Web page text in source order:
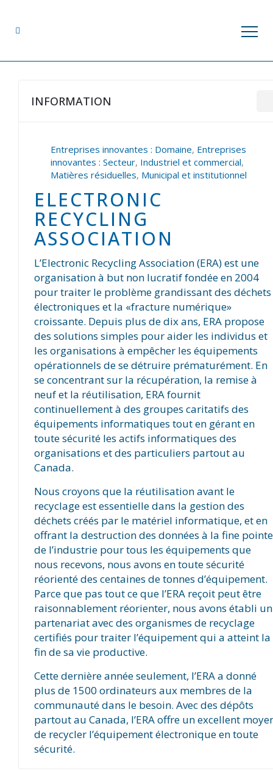
INFORMATION
Entreprises innovantes : Domaine, Entreprises
innovantes : Secteur, Industriel et commercial,
Matières résiduelles, Municipal et institutionnel
ELECTRONIC
RECYCLING
ASSOCIATION
L’Electronic Recycling Association (ERA) est une
organisation à but non lucratif fondée en 2004
pour traiter le problème grandissant des déchets
électroniques et la «fracture numérique»
croissante. Depuis plus de dix ans, ERA propose
des solutions simples pour aider les individus et
les organisations à empêcher les équipements
opérationnels de se détruire prématurément. En
se concentrant sur la récupération, la remise à
neuf et la réutilisation, ERA fournit
continuellement à des groupes caritatifs des
équipements informatiques tout en gérant en
toute sécurité les actifs informatiques des
organisations et des particuliers partout au
Canada.
Nous croyons que la réutilisation avant le
recyclage est essentielle dans la gestion des
déchets créés par le matériel informatique, et en
offrant la destruction des données à la fine pointe
de l’industrie pour tous les équipements que
nous recevons, nous avons en toute sécurité
réorienté des centaines de tonnes d’équipement.
Parce que pas tout ce que l’ERA reçoit peut être
raisonnablement réorienter, nous avons établi un
partenariat avec des organismes de recyclage
certifiés pour traiter l’équipement qui a atteint la
fin de sa vie productive.
Cette dernière année seulement, l’ERA a donné
plus de 1500 ordinateurs aux membres de la
communauté dans le besoin. Avec des dépôts
partout au Canada, l’ERA offre un excellent
de recycler l’équipement électronique en toute
sécurité.